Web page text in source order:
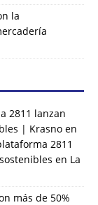
la
2811 lanzan
| Krasno en
2811
en La
más de 50%